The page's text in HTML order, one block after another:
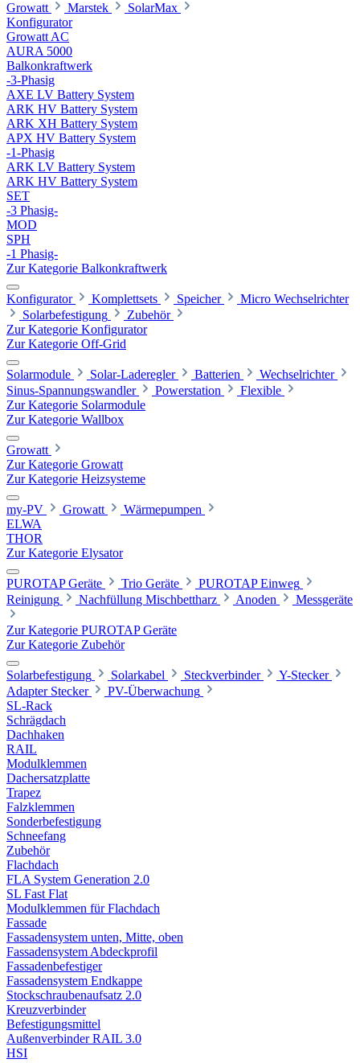
Growatt Marstek
SolarMax
Konfigurator
Growatt AC
AURA 5000
Balkonkraftwerk
-3-Phasig
AXE LV Battery System
ARK HV Battery System
ARK XH Battery System
APX HV Battery System
-1-Phasig
ARK LV Battery System
ARK HV Battery System
SET
-3 Phasig-
MOD
SPH
-1 Phasig-
Zur Kategorie Balkonkraftwerk
Konfigurator Komplettsets Speicher
Micro Wechselrichter
Solarbefestigung
Zubehör
Zur Kategorie Konfigurator
Zur Kategorie Off-Grid
Solarmodule Solar-Laderegler Batterien
Wechselrichter
Sinus-Spannungswandler
Powerstation
Flexible
Zur Kategorie Solarmodule
Zur Kategorie Wallbox
Growatt
Zur Kategorie Growatt
Zur Kategorie Heizsysteme
my-PV Growatt
Wärmepumpen
ELWA
THOR
Zur Kategorie Elysator
PUROTAP Geräte Trio Geräte
PUROTAP Einweg
Reinigung
Nachfüllung Mischbettharz Anoden Messgeräte
Zur Kategorie PUROTAP Geräte
Zur Kategorie Zubehör
Solarbefestigung Solarkabel Steckverbinder
Y-Stecker
Adapter Stecker
PV-Überwachung
SL-Rack
Schrägdach
Dachhaken
RAIL
Modulklemmen
Dachersatzplatte
Trapez
Falzklemmen
Sonderbefestigung
Schneefang
Zubehör
Flachdach
FLA System Generation 2.0
SL Fast Flat
Modulklemmen für Flachdach
Fassade
Fassadensystem unten, Mitte, oben
Fassadensystem Abdeckprofil
Fassadenbefestiger
Fassadensystem Endkappe
Stockschrauben­aufsatz 2.0
Kreuzverbinder
Befestigungsmittel
Außenverbinder RAIL 3.0
HSI